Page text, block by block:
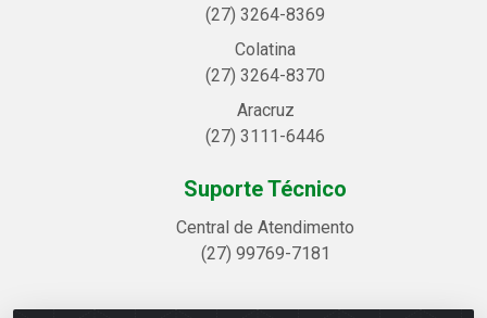
(27) 3264-8369
Colatina
(27) 3264-8370
Aracruz
(27) 3111-6446
Suporte Técnico
Central de Atendimento
(27) 99769-7181